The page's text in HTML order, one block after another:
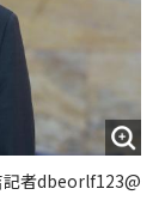
記者dbeorlf123@